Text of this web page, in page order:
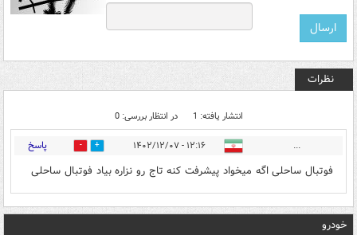
نظرات
انتشار یافته: 1 در انتظار بررسی: 0
... ۱۲:۱۶ - ۱۴۰۲/۱۲/۰۷ 0 پاسخ
فوتبال ساحلی اگه میخواد پیشرفت کنه تاج رو نزاره بیاد فوتبال ساحلی
خودرو